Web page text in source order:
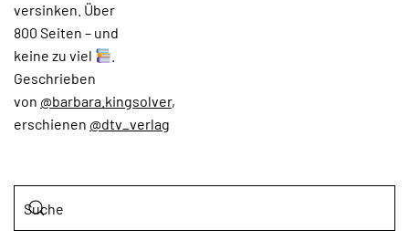
versinken. Über
800 Seiten – und
keine zu viel
Geschrieben
von @barbara.kingsolver,
erschienen @dtv_verlag